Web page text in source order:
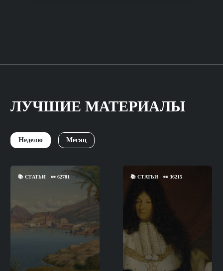
ЛУЧШИЕ МАТЕРИАЛЫ
Неделю Месяц
📚 СТАТЬИ 👀 62781 📚СТАТЬИ 👀36215